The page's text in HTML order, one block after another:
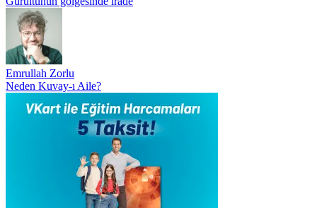
Emrullah Zorlu
Neden Kuvay-ı Aile?